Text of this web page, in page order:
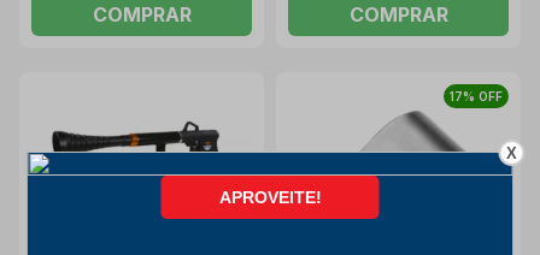
COMPRAR COMPRAR
17% OFF
X